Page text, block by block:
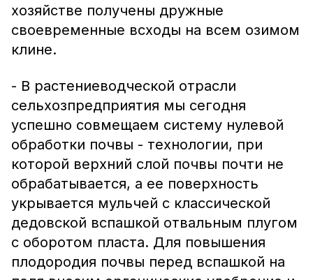
хозяйстве получены дружные
своевременные всходы на всем озимом
клине.
- В растениеводческой отрасли
сельхозпредприятия мы сегодня
успешно совмещаем систему нулевой
обработки почвы - технологии, при
которой верхний слой почвы почти не
обрабатывается, а ее поверхность
укрывается мульчей с классической
дедовской вспашкой отвальным плугом
с оборотом пласта. Для повышения
плодородия почвы перед вспашкой на